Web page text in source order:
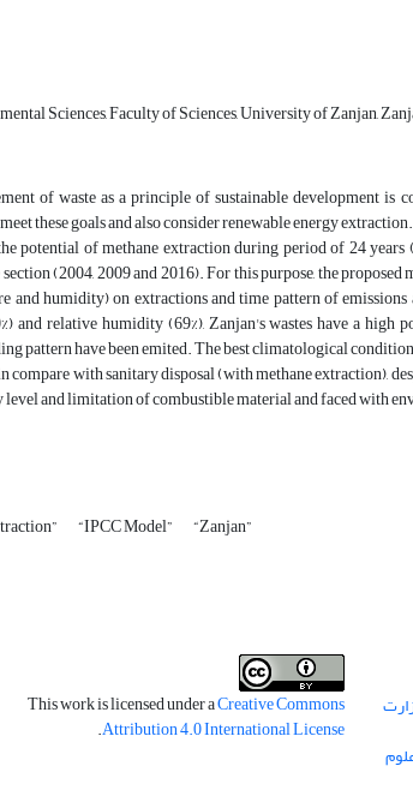
Sciences, Faculty of Sciences, University of Zanjan,
of waste as a principle of sustainable development
these goals and also consider renewable energy extraction.
potential of methane extraction during period of 24
(2004, 2009 and 2016). For this purpose, the
and humidity) on extractions and time pattern of
and relative humidity (69%), Zanjan's wastes have a
pattern have been emited. The best climatological
compare with sanitary disposal (with methane extraction),
and limitation of combustible material and faced with
“IPCC Model” “Zanjan”
This work is licensed under aCreative Commons
Attribution 4.0 International License
.